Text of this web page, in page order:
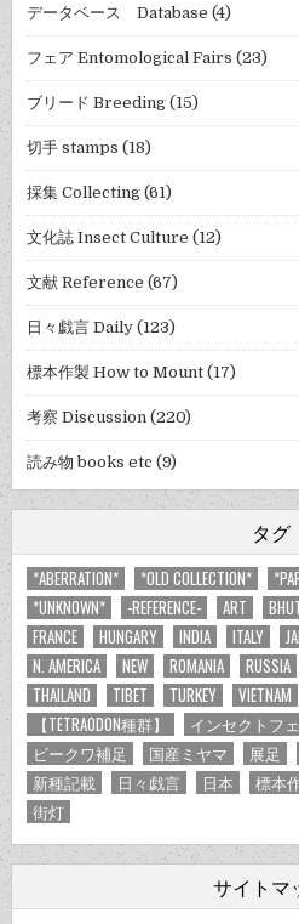
データベース Database (4)
フェア Entomological Fairs (23)
ブリード Breeding (15)
切手 stamps (18)
採集 Collecting (61)
文化誌 Insect Culture (12)
文献 Reference (67)
日々戯言 Daily (123)
標本作製 How to Mount (17)
考察 Discussion (220)
読み物 books etc (9)
タグ
*ABERRATION* *OLD COLLECTION*
*UNKNOWN*
-REFERENCE- ART
FRANCE
HUNGARY INDIA ITALY
N. AMERICA
NEW ROMANIA RUSSIA
THAILAND
TIBET TURKEY VIETNAM
【TETRAODON種群】
インセクトフ
ビークワ補足
国産ミヤマ 展足
新種記載
日々戯言 日本 標本
街灯
サイトマ